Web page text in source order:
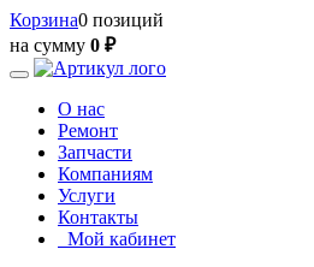
Корзина0 позиций
на сумму 0 ₽
О нас
Ремонт
Запчасти
Компаниям
Услуги
Контакты
Мой кабинет